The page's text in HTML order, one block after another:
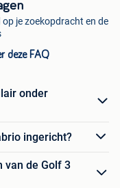
je zoekopdracht en de
deze FAQ
onder
ingericht?
van de Golf 3